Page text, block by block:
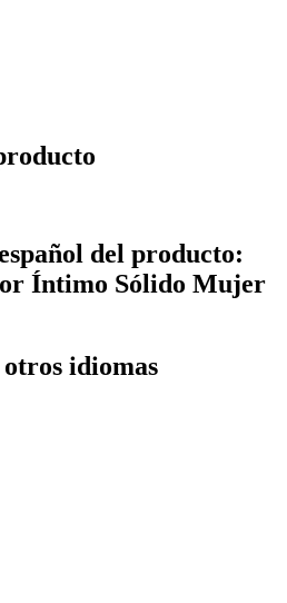
del producto:
Íntimo Sólido Mujer
idiomas